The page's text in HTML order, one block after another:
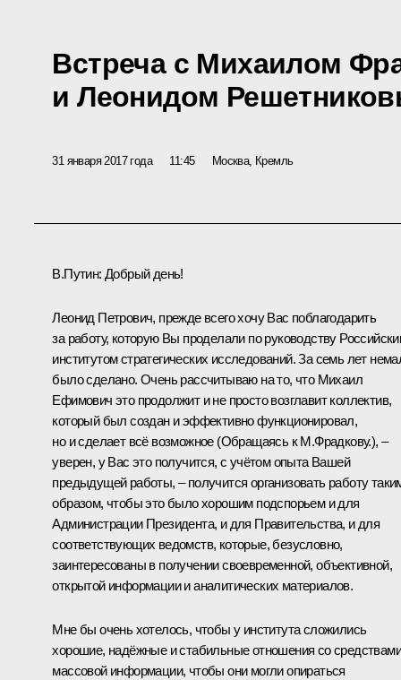
Встреча с Михаилом
и Леонидом
31 января 2017 года 11:45 Москва, Кремль
В.Путин: Добрый день!
Леонид Петрович, прежде всего хочу Вас поблагодарить
за работу, которую Вы проделали по руководству
институтом стратегических исследований. За семь лет
было сделано. Очень рассчитываю на то, что Михаил
Ефимович это продолжит и не просто возглавит коллектив,
который был создан и эффективно функционировал,
но и сделает всё возможное (Обращаясь к М.Фрадкову.), –
уверен, у Вас это получится, с учётом опыта Вашей
предыдущей работы, – получится организовать работу
образом, чтобы это было хорошим подспорьем и для
Администрации Президента, и для Правительства, и для
соответствующих ведомств, которые, безусловно,
заинтересованы в получении своевременной, объективной,
открытой информации и аналитических материалов.
Мне бы очень хотелось, чтобы у института сложились
хорошие, надёжные и стабильные отношения со средствами
массовой информации, чтобы они могли опираться